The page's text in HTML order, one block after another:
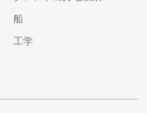
船
工学